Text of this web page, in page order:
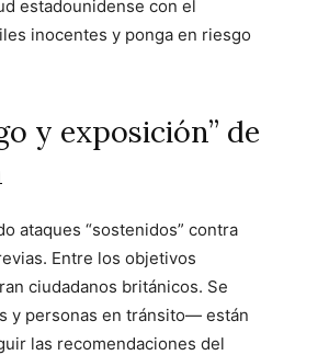
estadounidense con el
inocentes y ponga en riesgo
y exposición” de
ataques “sostenidos” contra
Entre los objetivos
ciudadanos británicos. Se
y personas en tránsito— están
las recomendaciones del